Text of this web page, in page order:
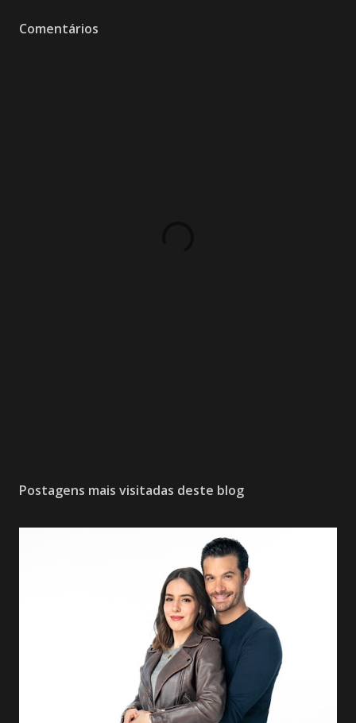
Comentários
Postagens mais visitadas deste blog